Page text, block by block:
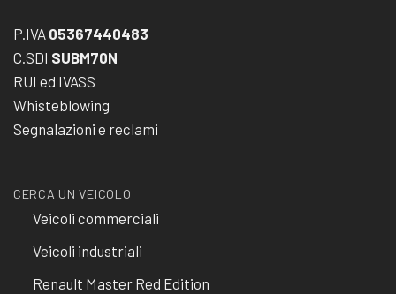
P.IVA 05367440483
C.SDI SUBM70N
RUI ed IVASS
Whisteblowing
Segnalazioni e reclami
CERCA UN VEICOLO
Veicoli commerciali
Veicoli industriali
Renault Master Red Edition